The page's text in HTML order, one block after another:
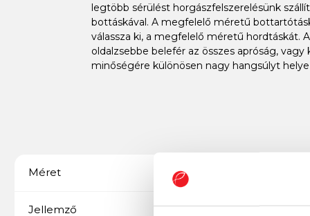
legtöbb sérülést horgászfelszerelésünk
bottáskával. A megfelelő méretű
válassza ki, a megfelelő méretű hordtáskát.
oldalzsebbe belefér az összes apróság,
minőségére különösen nagy hangsúlyt
Méret
Jellemző 2 botos